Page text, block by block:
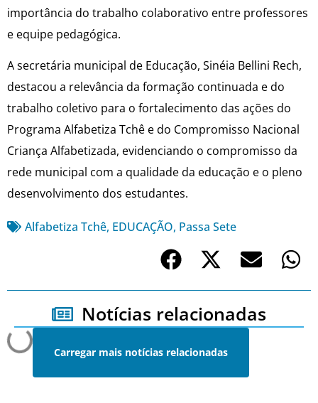
importância do trabalho colaborativo entre professores
e equipe pedagógica.
A secretária municipal de Educação, Sinéia Bellini Rech,
destacou a relevância da formação continuada e do
trabalho coletivo para o fortalecimento das ações do
Programa Alfabetiza Tchê e do Compromisso Nacional
Criança Alfabetizada, evidenciando o compromisso da
rede municipal com a qualidade da educação e o pleno
desenvolvimento dos estudantes.
Alfabetiza Tchê, EDUCAÇÃO, Passa Sete
Notícias relacionadas
Carregar mais notícias relacionadas